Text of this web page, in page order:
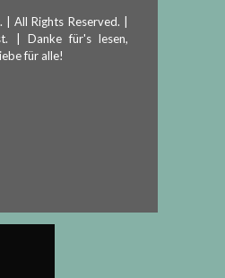
All Rights Reserved. |
| Danke für's lesen,
für alle!